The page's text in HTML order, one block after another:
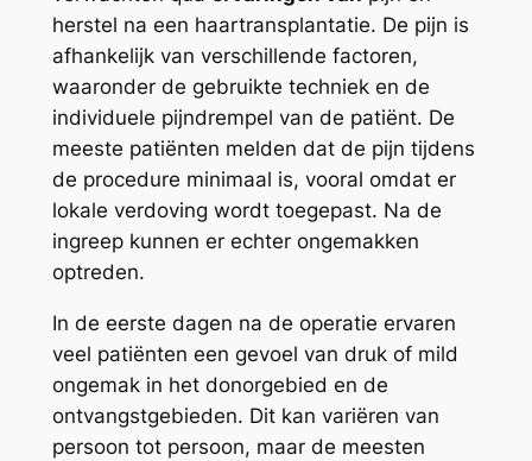
herstel na een haartransplantatie. De pijn is
afhankelijk van verschillende factoren,
waaronder de gebruikte techniek en de
individuele pijndrempel van de patiënt. De
meeste patiënten melden dat de pijn tijdens
de procedure minimaal is, vooral omdat er
lokale verdoving wordt toegepast. Na de
ingreep kunnen er echter ongemakken
optreden.
In de eerste dagen na de operatie ervaren
veel patiënten een gevoel van druk of mild
ongemak in het donorgebied en de
ontvangstgebieden. Dit kan variëren van
persoon tot persoon, maar de meesten